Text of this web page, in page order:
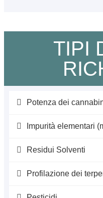
TIPI
Potenza dei
Impurità elementari
Residui Solventi
Profilazione dei